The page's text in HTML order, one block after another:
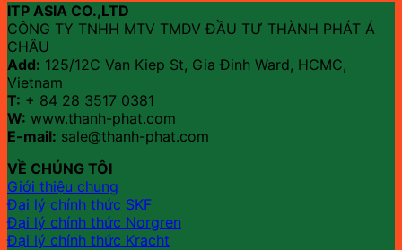
ITP ASIA CO.,LTD
CÔNG TY TNHH MTV TMDV ĐẦU TƯ THÀNH PHÁT Á
CHÂU
Add: 125/12C Van Kiep St, Gia Đinh Ward, HCMC,
Vietnam
T: + 84 28 3517 0381
W: www.thanh-phat.com
E-mail: sale@thanh-phat.com
VỀ CHÚNG TÔI
Giới thiệu chung
Đại lý chính thức SKF
Đại lý chính thức Norgren
Đại lý chính thức Kracht